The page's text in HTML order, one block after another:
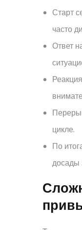
Старт
часто
Ответ
цикле.
По
досады